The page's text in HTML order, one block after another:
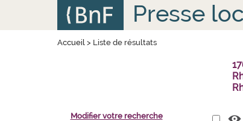
Presse
Accueil> Liste de résultats
Modifier votre recherche
Panneau de gestion des cookies